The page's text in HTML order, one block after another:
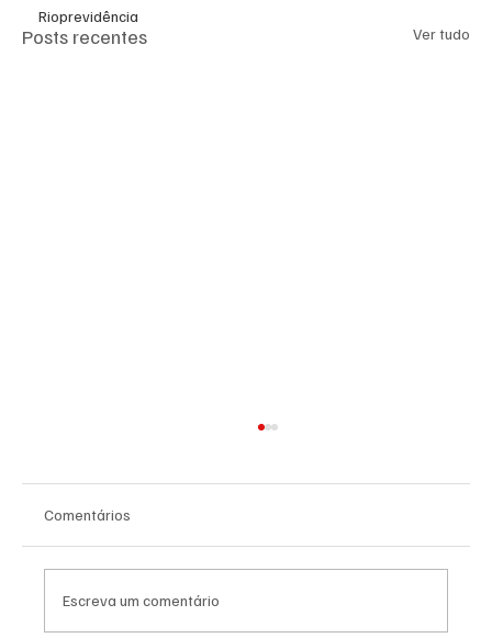
Rioprevidência
Posts recentes Ver tudo
Comentários
Escreva um comentário